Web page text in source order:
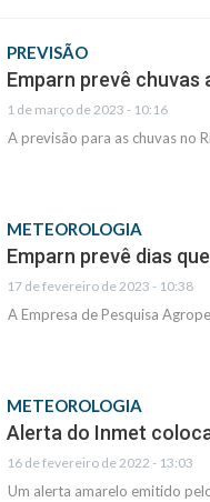
PREVISÃO
Emparn prevê chuvas
1 de março de 2023 - 10:16
A previsão para as chuvas no
METEOROLOGIA
Emparn prevê dias
17 de fevereiro de 2023 - 10:38
A Empresa de Pesquisa
METEOROLOGIA
Alerta do Inmet
16 de fevereiro de 2022 - 13:03
Um alerta amarelo emitido